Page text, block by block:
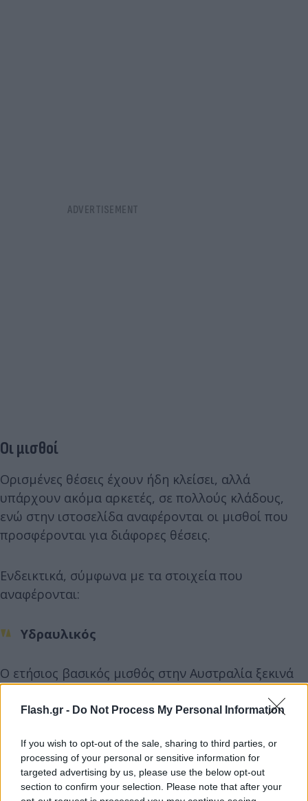
Flash.gr - Do Not Process My Personal Information
If you wish to opt-out of the sale, sharing to third parties, or
processing of your personal or sensitive information for
targeted advertising by us, please use the below opt-out
section to confirm your selection. Please note that after your
Οι μισθοί
Ορισμένες θέσεις έχουν ήδη κλείσει, αλλά
υπάρχουν ακόμα αρκετές, σε πολλούς κλάδους,
ενώ στην ιστοσελίδα αναφέρονται οι μισθοί που
προσφέρονται για διάφορες θέσεις.
Ενδεικτικά, σύμφωνα με τα στοιχεία που
αναφέρονται:
Υδραυλικός
Ο ετήσιος βασικός μισθός στην Αυστραλία ξεκινά
από 82.993 δολάρια ετησίως